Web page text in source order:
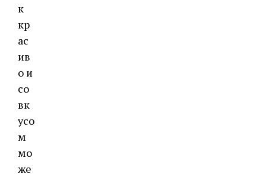
к
кр
ас
ив
о и
со
вк
усо
м
мо
же